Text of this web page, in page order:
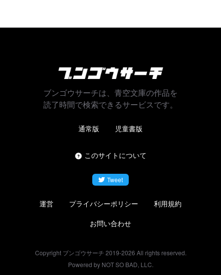
ブンゴウサーチは、青空文庫の作品を
読了時間で検索できるサービスです。
通常版 児童書版
このサイトについて
Tweet
運営 プライバシーポリシー
利用規約
お問い合わせ
Copyright ブンゴウサーチ 2019-2026 All rights reserved.
Powered by NOT SO BAD, LLC.